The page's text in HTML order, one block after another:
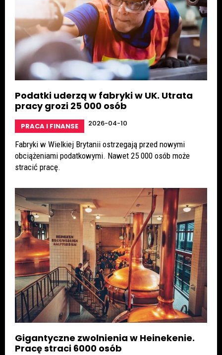
Podatki uderzą w fabryki w UK. Utrata
pracy grozi 25 000 osób
PRACA I FINANSE 2026-04-10
Fabryki w Wielkiej Brytanii ostrzegają przed nowymi
obciążeniami podatkowymi. Nawet 25 000 osób może
stracić pracę.
Gigantyczne zwolnienia w Heinekenie.
Pracę straci 6000 osób